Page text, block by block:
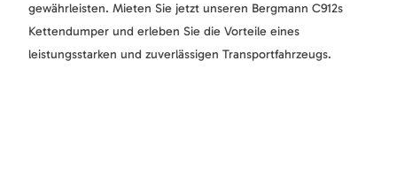
gewährleisten. Mieten Sie jetzt unseren Bergmann C912s
Kettendumper und erleben Sie die Vorteile eines
leistungsstarken und zuverlässigen Transportfahrzeugs.